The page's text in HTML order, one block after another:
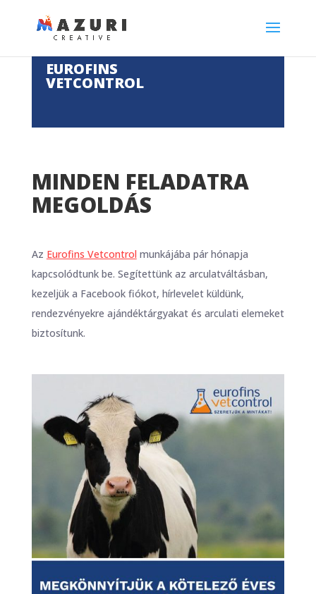
EUROFINS
VETCONTROL
MINDEN FELADATRA
MEGOLDÁS
Az Eurofins Vetcontrol munkájába pár hónapja
kapcsolódtunk be. Segítettünk az arculatváltásban,
kezeljük a Facebook fiókot, hírlevelet küldünk,
rendezvényekre ajándéktárgyakat és arculati elemeket
biztosítunk.